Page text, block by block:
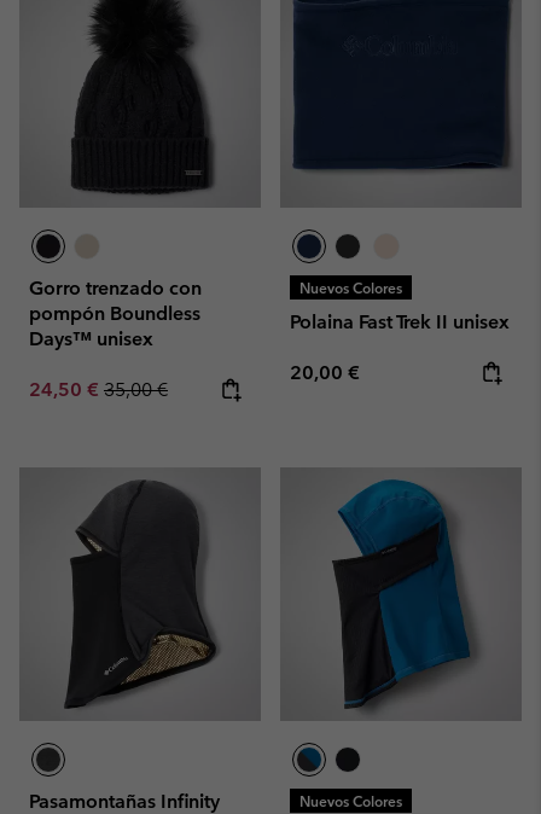
Gorro trenzado con
pompón Boundless
Days™ unisex
Sale price:
24,50 € Regular price:
35,00 €
Nuevos Colores
Polaina Fast Trek II unisex
Regular price:
20,00 €
Pasamontañas Infinity
Nuevos Colores